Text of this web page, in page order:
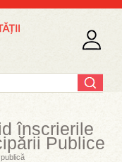
înscrierile
Publice